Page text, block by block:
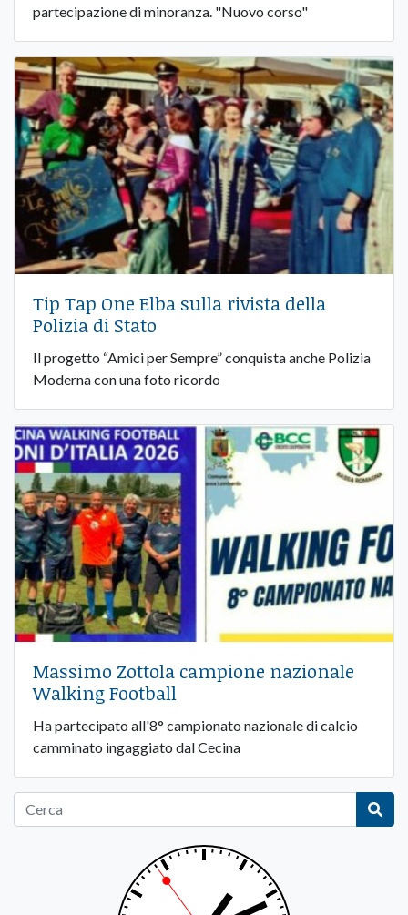
partecipazione di minoranza. "Nuovo corso"
Tip Tap One Elba sulla rivista della
Polizia di Stato
Il progetto “Amici per Sempre” conquista anche Polizia
Moderna con una foto ricordo
Massimo Zottola campione nazionale
Walking Football
Ha partecipato all'8° campionato nazionale di calcio
camminato ingaggiato dal Cecina